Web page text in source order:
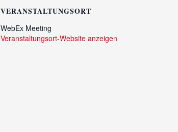
VERANSTALTUNGSORT
WebEx Meeting
Veranstaltungsort-Website anzeigen